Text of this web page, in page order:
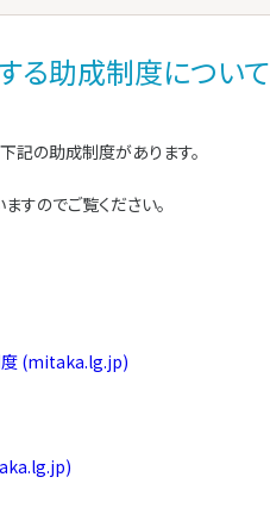
る助成制度について
記の助成制度があります。
すのでご覧ください。
度 (mitaka.lg.jp)